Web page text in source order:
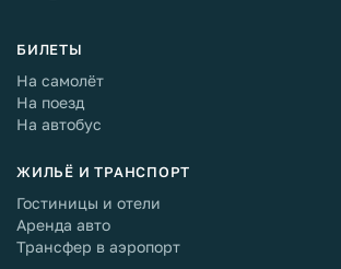
БИЛЕТЫ
На самолёт
На поезд
На автобус
ЖИЛЬЁ И ТРАНСПОРТ
Гостиницы и отели
Аренда авто
Трансфер в аэропорт